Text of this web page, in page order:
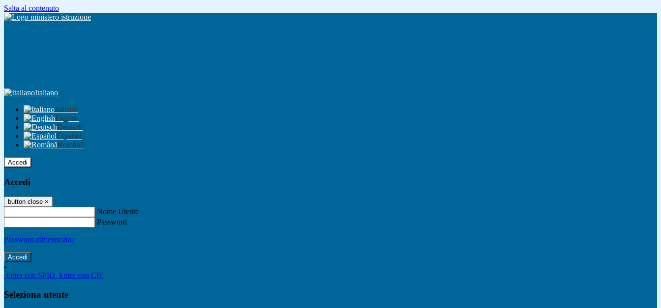
Salta al contenuto
Italiano
Italiano
English
Deutsch
Español
Română
Accedi
Accedi
button close ×
Nome Utente
Password
Password dimenticata?
-
Entra con SPID Entra con CIE
Seleziona utente